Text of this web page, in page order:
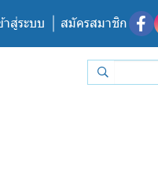
าสู่ระบบ สมัครสมาชิก